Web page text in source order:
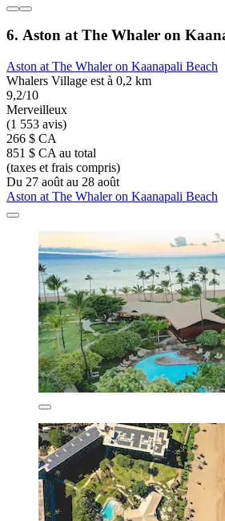
6. Aston at The Whaler on
Aston at The Whaler on Kaanapali Beach
Whalers Village est à 0,2 km
9,2/10
Merveilleux
(1 553 avis)
266 $ CA
851 $ CA au total
(taxes et frais compris)
Du 27 août au 28 août
Aston at The Whaler on Kaanapali Beach